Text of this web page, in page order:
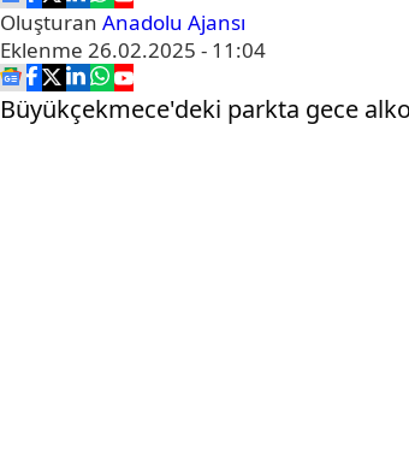
Oluşturan Anadolu Ajansı
Eklenme 26.02.2025 - 11:04
Büyükçekmece'deki parkta gece